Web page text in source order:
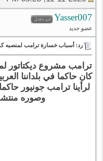
Yasser007
عضو جديد
رد: أسباب خسارة ترامب لمنصبه
ترامب مشروع ديكتاتور
كان حاكما في بلداننا
لرأينا ترامب جونيور
وصوره